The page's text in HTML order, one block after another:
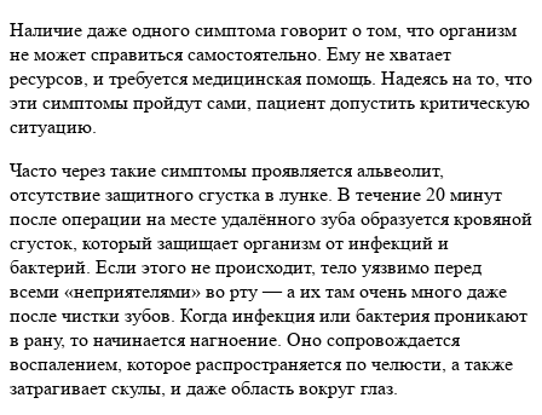
Наличие даже одного симптома говорит о том, что организм
не может справиться самостоятельно. Ему не хватает
ресурсов, и требуется медицинская помощь. Надеясь на то, что
эти симптомы пройдут сами, пациент допустить критическую
ситуацию.
Часто через такие симптомы проявляется альвеолит,
отсутствие защитного сгустка в лунке. В течение 20 минут
после операции на месте удалённого зуба образуется кровяной
сгусток, который защищает организм от инфекций и
бактерий. Если этого не происходит, тело уязвимо перед
всеми «неприятелями» во рту — а их там очень много даже
после чистки зубов. Когда инфекция или бактерия проникают
в рану, то начинается нагноение. Оно сопровождается
воспалением, которое распространяется по челюсти, а также
затрагивает скулы, и даже область вокруг глаз.